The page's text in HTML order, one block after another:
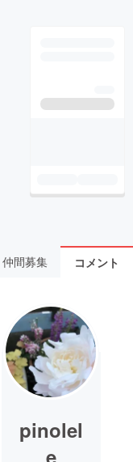
仲間募集 コメント
pinolel
e